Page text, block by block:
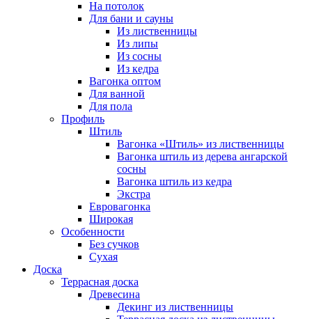
На потолок
Для бани и сауны
Из лиственницы
Из липы
Из сосны
Из кедра
Вагонка оптом
Для ванной
Для пола
Профиль
Штиль
Вагонка «Штиль» из лиственницы
Вагонка штиль из дерева ангарской
сосны
Вагонка штиль из кедра
Экстра
Евровагонка
Широкая
Особенности
Без сучков
Сухая
Доска
Террасная доска
Древесина
Декинг из лиственницы